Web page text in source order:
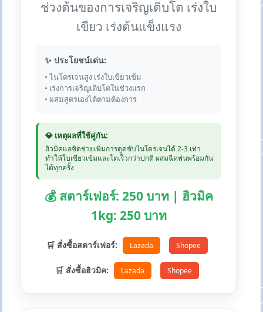
ช่วงต้นของการเจริญเติบโต เร่งใบ
เขียว เร่งต้นแข็งแรง
✨ ประโยชน์เด่น:
• ไนโตรเจนสูง เร่งใบเขียวเข้ม
• เร่งการเจริญเติบโตในช่วงแรก
• ผสมสูตรเองได้ตามต้องการ
💎 เหตุผลที่ใช้คู่กัน:
ฮิวมิคแอซิดช่วยเพิ่มการดูดซับไนโตรเจนได้ 2-3 เท่า
ทำให้ใบเขียวเข้มและโตเร็วกว่าปกติ ผสมฉีดพ่นพร้อมกัน
ได้ทุกครั้ง
💰 สตาร์เฟอร์: 250 บาท | ฮิวมิค
1kg: 250 บาท
🛒 สั่งซื้อสตาร์เฟอร์: Lazada Shopee
🛒 สั่งซื้อฮิวมิค: Lazada Shopee